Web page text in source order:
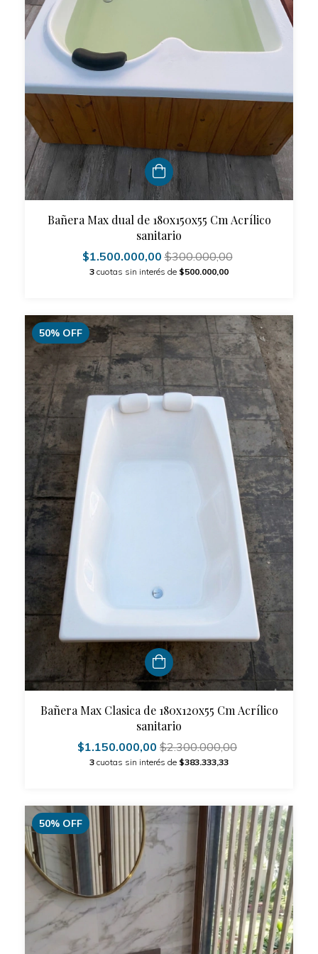
Bañera Max dual de 180x150x55 Cm Acrílico
sanitario
$1.500.000,00$300.000,00
3 cuotas sin interés de $500.000,00
50% OFF
Bañera Max Clasica de 180x120x55 Cm Acrílico
sanitario
$1.150.000,00 $2.300.000,00
3 cuotas sin interés de $383.333,33
50% OFF